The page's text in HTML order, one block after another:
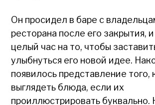
Он просидел в баре с
ресторана после его закрытия,
целый час на то, чтобы
улыбнуться его новой идее.
появилось представление того,
выглядеть блюда, если их
проиллюстрировать буквально.